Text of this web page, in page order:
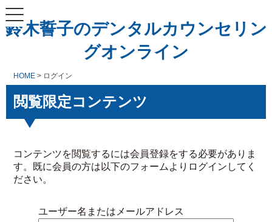
鈴木誓子のデンタルカウンセリン
グオンライン
HOME > ログイン
閲覧限定コンテンツ
コンテンツを閲覧するには会員登録をする必要がありま
す。既に会員の方は以下のフォームよりログインしてく
ださい。
ユーザー名またはメールアドレス